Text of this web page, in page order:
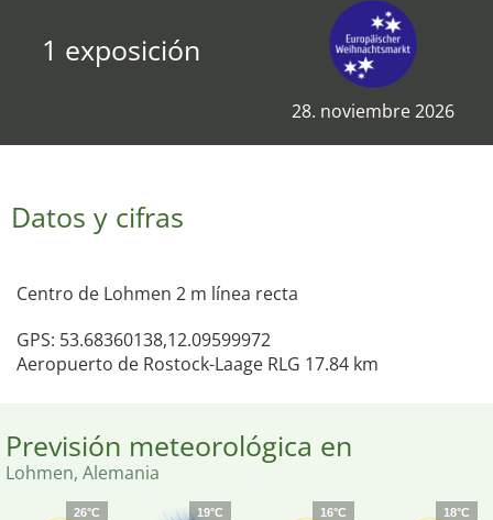
1 exposición
28. noviembre 2026
Datos y cifras
Centro de Lohmen 2 m línea recta
GPS: 53.68360138,12.09599972
Aeropuerto de Rostock-Laage RLG 17.84 km
Previsión meteorológica en
Lohmen, Alemania
26°C
19°C
16°C
18°C